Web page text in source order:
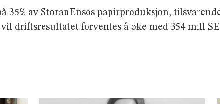
35% av StoranEnsos papirproduksjon,
driftsresultatet forventes å øke med 354 mill